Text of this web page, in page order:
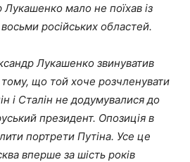
мало не поїхав із
російських областей.
Лукашенко звинуватив
тому, що той хоче розчленувати
і Сталін не додумувалися до
президент. Опозиція в
портрети Путіна. Усе це
вперше за шість років